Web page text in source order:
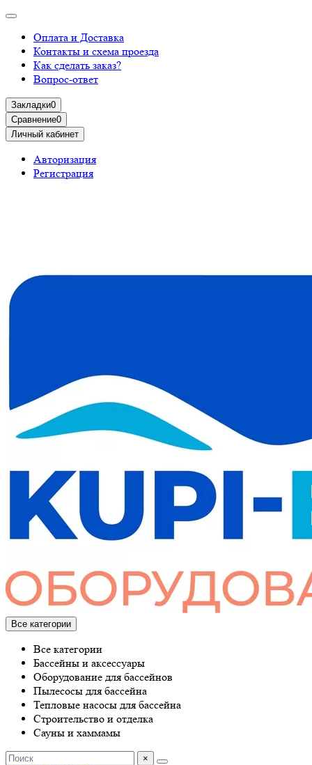
Оплата и Доставка
Контакты и схема проезда
Как сделать заказ?
Вопрос-ответ
Закладки0
Сравнение0
Личный кабинет
Авторизация
Регистрация
Все категории
Все категории
Бассейны и аксессуары
Оборудование для бассейнов
Пылесосы для бассейна
Тепловые насосы для бассейна
Строительство и отделка
Сауны и хаммамы
×